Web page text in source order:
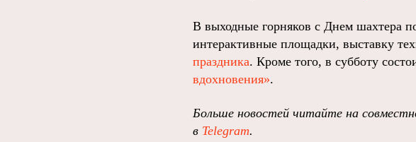
В выходные горняков с Днем шахтера
интерактивные площадки, выставку
праздника. Кроме того, в субботу
вдохновения».
Больше новостей читайте на
в Telegram.